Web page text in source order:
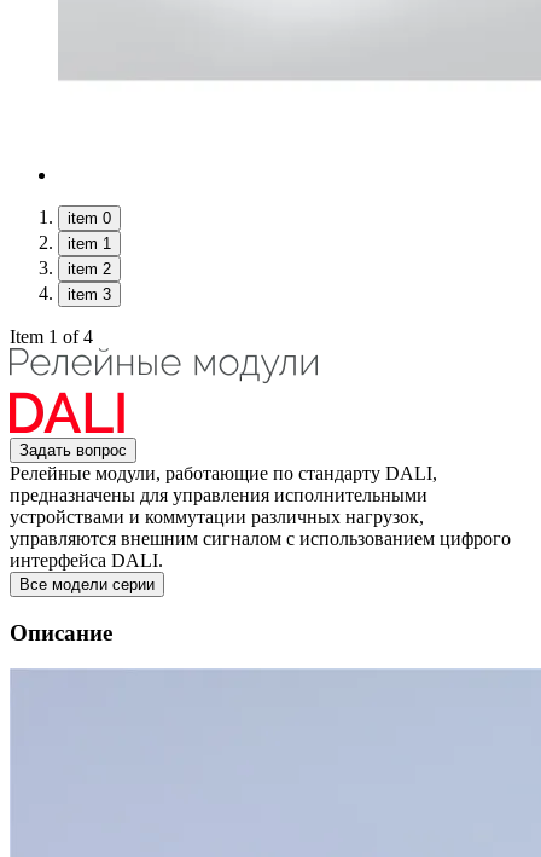
item 0
item 1
item 2
item 3
Item 1 of 4
Задать вопрос
Релейные модули, работающие по стандарту DALI,
предназначены для управления исполнительными
устройствами и коммутации различных нагрузок,
управляются внешним сигналом с использованием цифрого
интерфейса DALI.
Все модели серии
Описание